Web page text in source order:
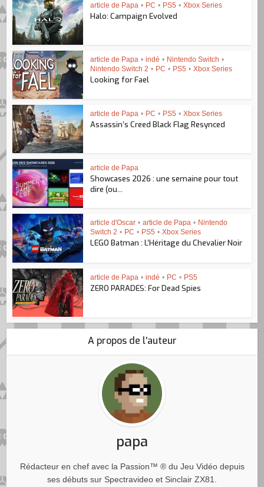
article de Papa • PC • PS5 • Xbox Series
Halo: Campaign Evolved
article de Papa • indé • Nintendo Switch •
Nintendo Switch 2 • PC • PS5 • Xbox Series
Looking for Fael
article de Papa • PC • PS5 • Xbox Series
Assassin’s Creed Black Flag Resynced
article de Papa
Showcases 2026 : une semaine pour tout
dire (ou...
article d'Oscar • article de Papa • Nintendo
Switch 2 • PC • PS5 • Xbox Series
LEGO Batman : L’Héritage du Chevalier Noir
article de Papa • indé • PC • PS5
ZERO PARADES: For Dead Spies
A propos de l'auteur
papa
Rédacteur en chef avec la Passion™ ® du Jeu Vidéo depuis
ses débuts sur Spectravideo et Sinclair ZX81.